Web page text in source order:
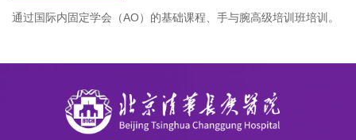
通过国际内固定学会（AO）的基础课程、手与腕高级培训班培训。